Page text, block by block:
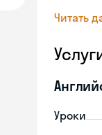
Читать
Уроки